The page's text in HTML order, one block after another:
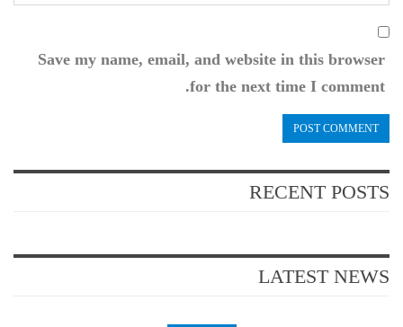
Save my name, email, and website in this browser
for the next time I comment.
RECENT POSTS
LATEST NEWS